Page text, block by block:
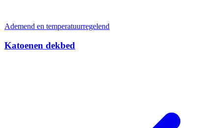
Ademend en temperatuurregelend
Katoenen dekbed